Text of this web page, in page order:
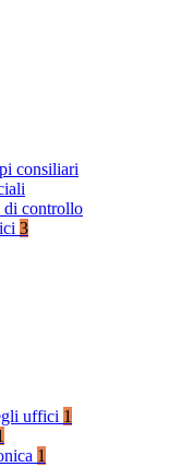
consiliari
di controllo
3
uffici 1
1